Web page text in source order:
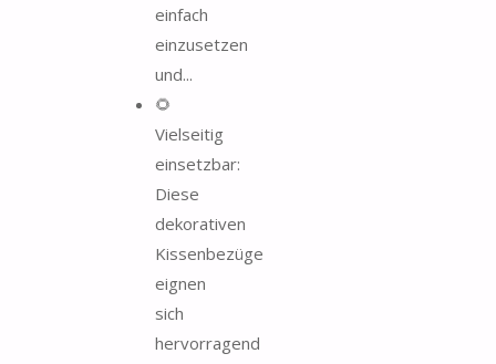
einfach
einzusetzen
und...
🌻
Vielseitig
einsetzbar:
Diese
dekorativen
Kissenbezüge
eignen
sich
hervorragend